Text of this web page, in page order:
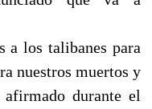
a los talibanes para
nuestros muertos y
durante el